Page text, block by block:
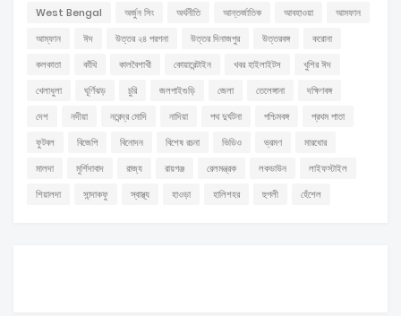
West Bengal
অর্জুন সিং অর্থনীতি আন্তর্জাতিক আবহাওয়া
আমফান
আম্ফান
ঈদ উত্তর ২৪ পরগনা উত্তর দিনাজপুর উত্তরবঙ্গ
করোনা
কলকাতা
কাঁথি কালবৈশাখী কোয়ারেন্টাইন খবর হাইলাইটস
খুশির ঈদ
খেলাধুলা
ঘূর্ণিঝড় চুরি জলপাইগুড়ি জেলা তেলেঙ্গানা
দক্ষিণবঙ্গ
দেশ
নদীয়া নরেন্দ্র মোদি নাদিয়া পথ দুর্ঘটনা পশ্চিমবঙ্গ
প্রথম পাতা
ফুটবল
বিজেপি বিনোদন বিশেষ রচনা ভিডিও ভ্রমণ
মারধোর
মালদা
মুর্শিদাবাদ রাজ্য রায়গঞ্জ রেলমন্ত্রক লকডাউন
লাইফস্টাইল
শিয়ালদা
সান্দাকফু স্বাস্থ্য হাওড়া হালিশহর হুগলী হেঁশেল